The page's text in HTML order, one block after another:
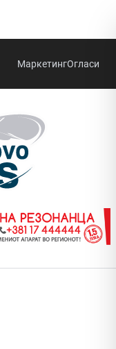
МаркетингОгласи